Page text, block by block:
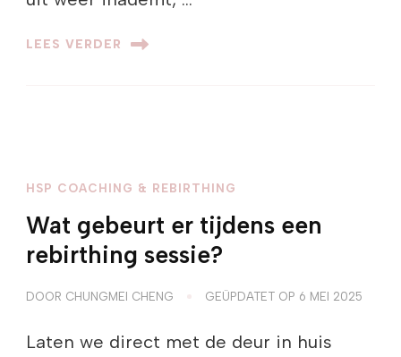
LEES VERDER
HSP COACHING & REBIRTHING
Wat gebeurt er tijdens een
rebirthing sessie?
DOOR CHUNGMEI CHENG GEÜPDATET OP 6 MEI 2025
Laten we direct met de deur in huis